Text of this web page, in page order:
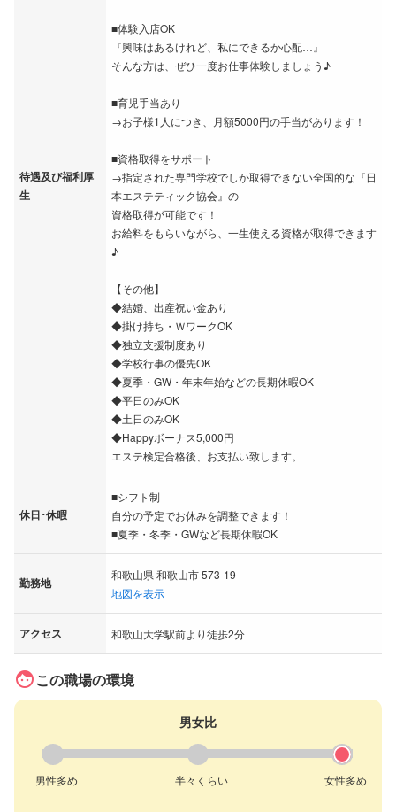
待遇及び福利厚
生
■体験入店OK
『興味はあるけれど、私にできるか心配…』
そんな方は、ぜひ一度お仕事体験しましょう♪
■育児手当あり
→お子様1人につき、月額5000円の手当があります！
■資格取得をサポート
→指定された専門学校でしか取得できない全国的な『日
本エステティック協会』の
資格取得が可能です！
お給料をもらいながら、一生使える資格が取得できます
♪
【その他】
◆結婚、出産祝い金あり
◆掛け持ち・ＷワークOK
◆独立支援制度あり
◆学校行事の優先OK
◆夏季・GW・年末年始などの長期休暇OK
◆平日のみOK
◆土日のみOK
◆Happyボーナス5,000円
エステ検定合格後、お支払い致します。
休日･休暇
■シフト制
自分の予定でお休みを調整できます！
■夏季・冬季・GWなど長期休暇OK
勤務地
和歌山県 和歌山市 573-19
地図を表示
アクセス 和歌山大学駅前より徒歩2分
faceこの職場の環境
男女比
男性多め 半々くらい 女性多め